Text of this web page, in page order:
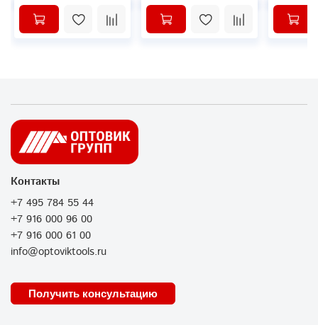
Контакты
+7 495 784 55 44
+7 916 000 96 00
+7 916 000 61 00
info@optoviktools.ru
Получить консультацию